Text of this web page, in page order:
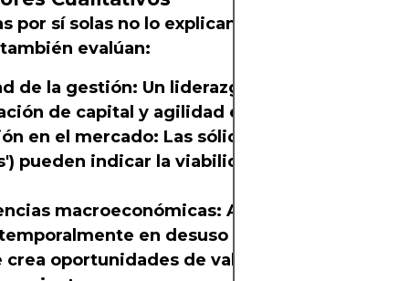
por sí solas no lo explican todo. Los
evalúan:
de la gestión: Un liderazgo con un historial
de capital y agilidad estratégica tiene
en el mercado: Las sólidas ventajas
pueden indicar la viabilidad empresarial a
macroeconómicas: Algunos sectores
en desuso debido a factores
crea oportunidades de valor para los